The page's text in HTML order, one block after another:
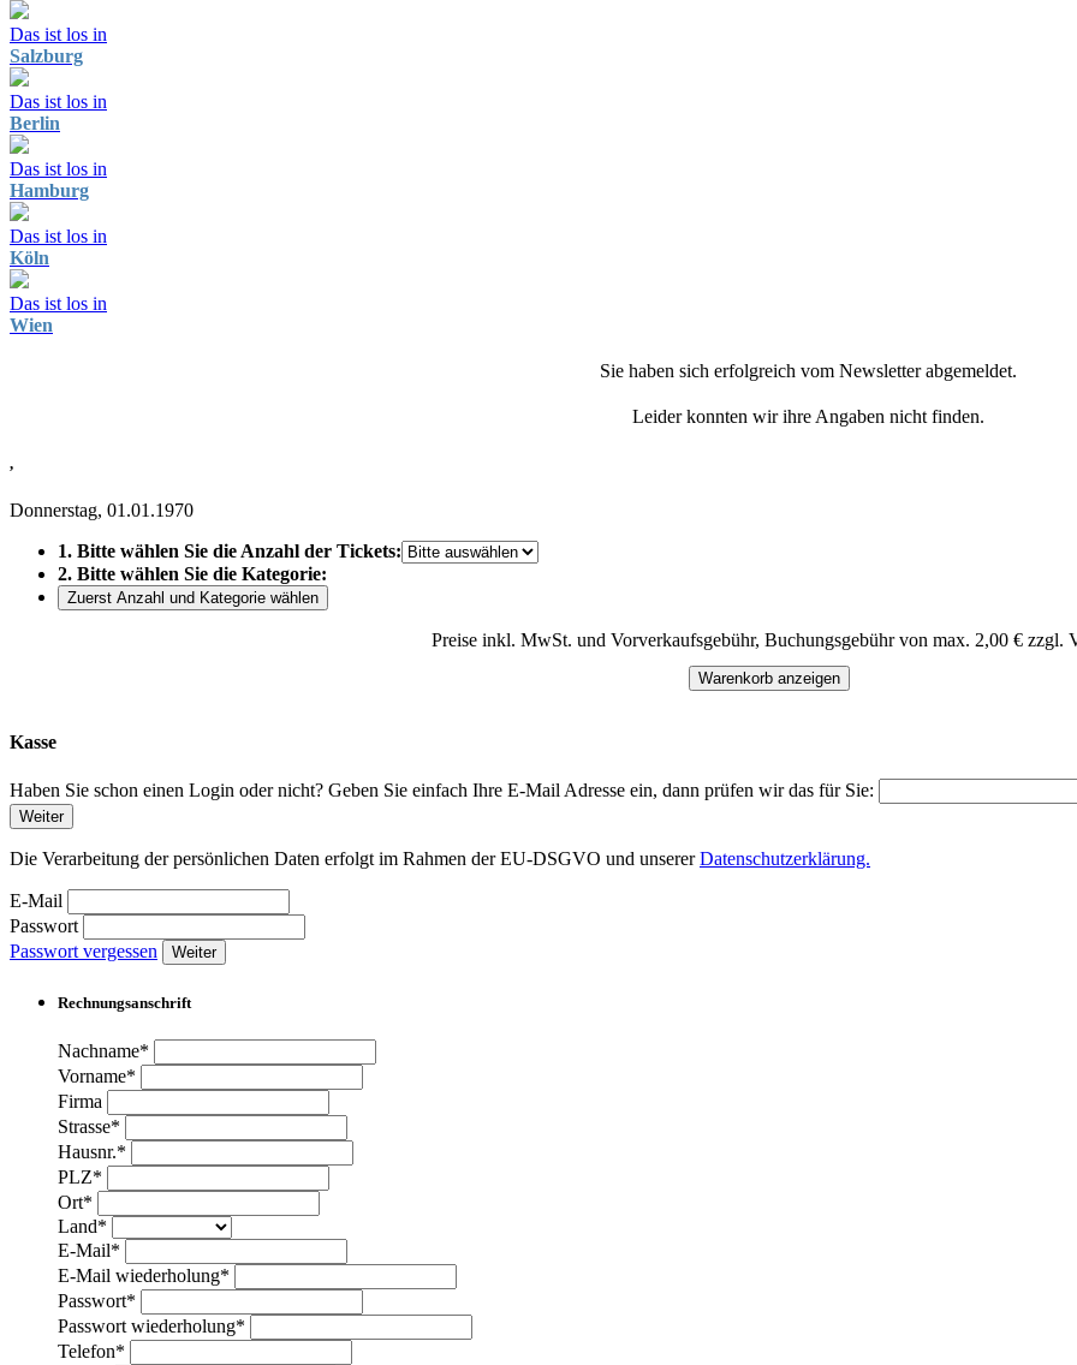
Das ist los in
Salzburg
Das ist los in
Berlin
Das ist los in
Hamburg
Das ist los in
Köln
Das ist los in
Wien
Sie haben sich erfolgreich vom Newsletter abgemeldet.
Leider konnten wir ihre Angaben nicht finden.
,
Donnerstag, 01.01.1970
1. Bitte wählen Sie die Anzahl der Tickets:
2. Bitte wählen Sie die Kategorie:
Zuerst Anzahl und Kategorie wählen
Preise inkl. MwSt. und Vorverkaufsgebühr, Buchungsgebühr von max. 2,00 € zzgl.
Warenkorb anzeigen
Kasse
Haben Sie schon einen Login oder nicht? Geben Sie einfach Ihre E-Mail Adresse ein, dann prüfen wir das für Sie:
Weiter
Die Verarbeitung der persönlichen Daten erfolgt im Rahmen der EU-DSGVO und unsererDatenschutzerklärung.
E-Mail
Passwort
Passwort vergessen
Weiter
Rechnungsanschrift
Nachname*
Vorname*
Firma
Strasse*
Hausnr.*
PLZ*
Ort*
Land*
E-Mail*
E-Mail wiederholung*
Passwort*
Passwort wiederholung*
Telefon*